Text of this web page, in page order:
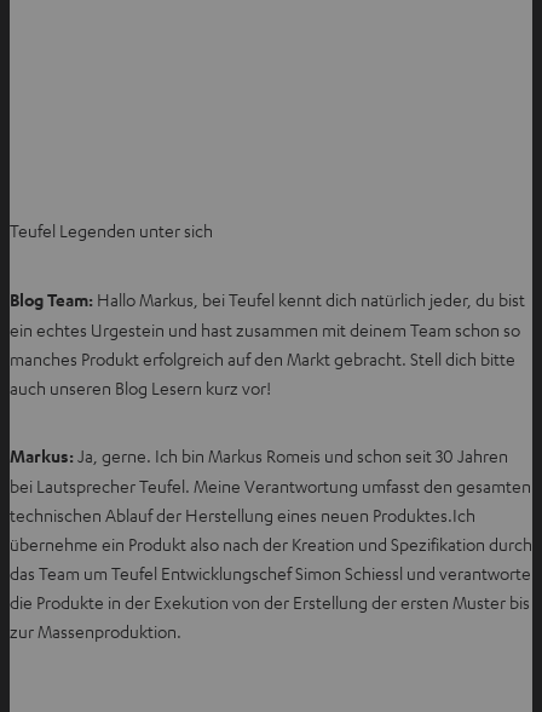
Teufel Legenden unter sich
Blog Team: Hallo Markus, bei Teufel kennt dich natürlich jeder, du bist
ein echtes Urgestein und hast zusammen mit deinem Team schon so
manches Produkt erfolgreich auf den Markt gebracht. Stell dich bitte
auch unseren Blog Lesern kurz vor!
Markus: Ja, gerne. Ich bin Markus Romeis und schon seit 30 Jahren
bei Lautsprecher Teufel. Meine Verantwortung umfasst den gesamten
technischen Ablauf der Herstellung eines neuen Produktes.Ich
übernehme ein Produkt also nach der Kreation und Spezifikation durch
das Team um Teufel Entwicklungschef Simon Schiessl und verantworte
die Produkte in der Exekution von der Erstellung der ersten Muster bis
zur Massenproduktion.